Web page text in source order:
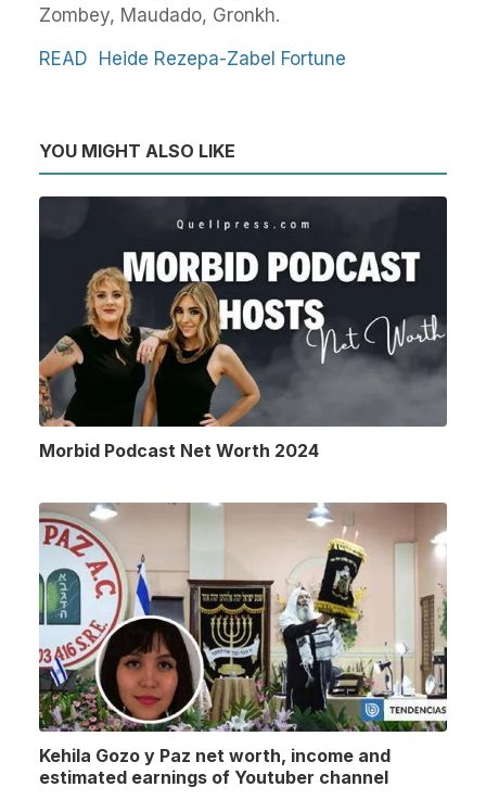
Zombey, Maudado, Gronkh.
READ
Heide Rezepa-Zabel Fortune
YOU MIGHT ALSO LIKE
Morbid Podcast Net Worth 2024
Kehila Gozo y Paz net worth, income and
estimated earnings of Youtuber channel